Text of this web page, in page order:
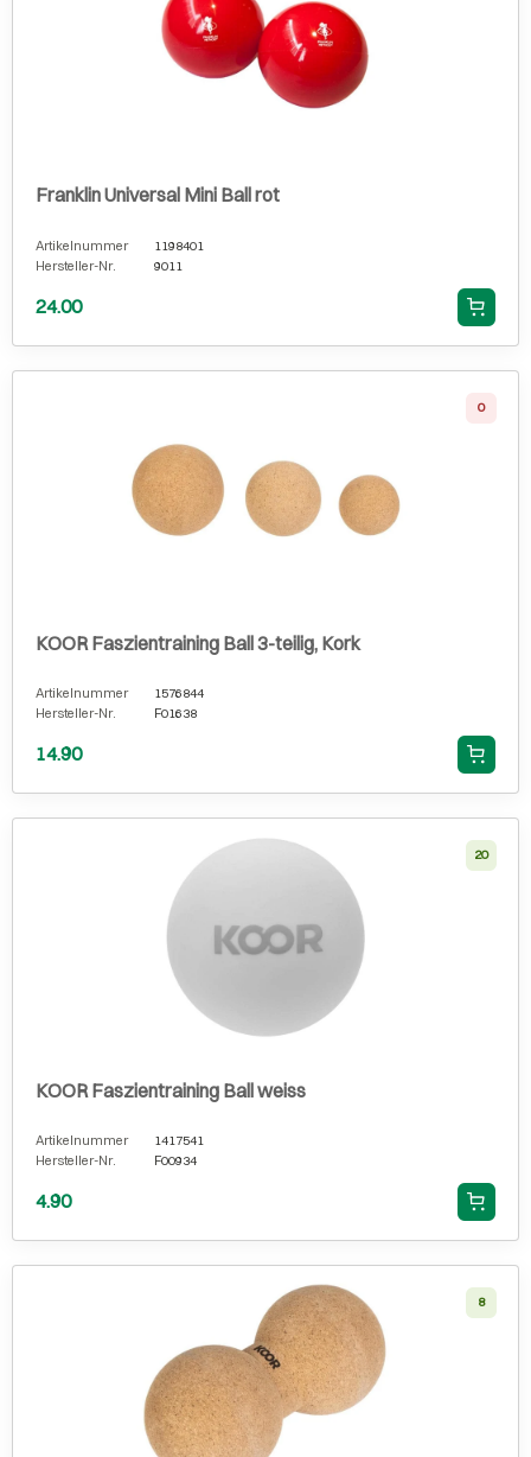
Franklin Universal Mini Ball rot
Artikelnummer
1198401
Hersteller-Nr.
9011
24.00
0
KOOR Faszientraining Ball 3-teilig, Kork
Artikelnummer
1576844
Hersteller-Nr.
F01638
14.90
20
KOOR Faszientraining Ball weiss
Artikelnummer
1417541
Hersteller-Nr.
F00934
4.90
8